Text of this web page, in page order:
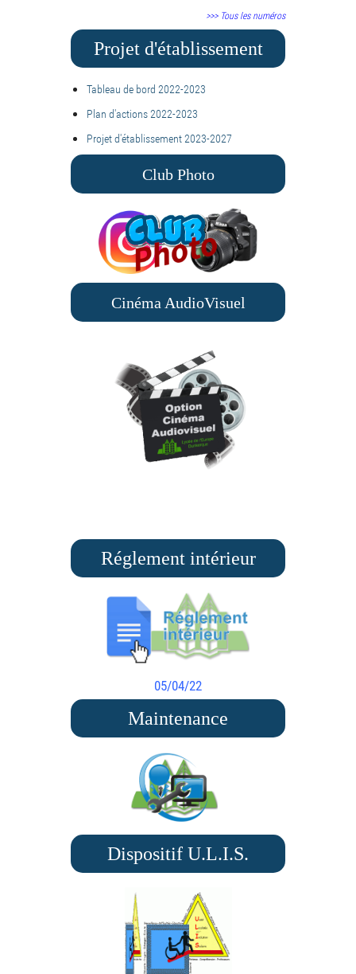
>>> Tous les numéros
Projet d'établissement
Tableau de bord 2022-2023
Plan d'actions 2022-2023
Projet d'établissement 2023-2027
Club Photo
Cinéma AudioVisuel
Réglement intérieur
05/04/22
Maintenance
Dispositif U.L.I.S.